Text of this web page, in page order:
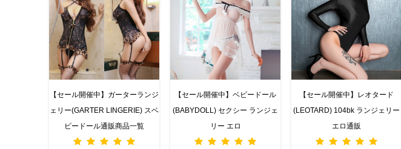
【セール開催中】ガーターランジ
ェリー(GARTER LINGERIE) スベ
ビードール通販商品一覧
【セール開催中】ベビードール
(BABYDOLL) セクシー ランジェ
リー エロ
【セール開催中】レオタード
(LEOTARD) 104bk ランジェリー
エロ通販